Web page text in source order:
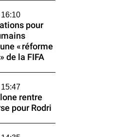
pour
« réforme
de la FIFA
rentre
pour Rodri